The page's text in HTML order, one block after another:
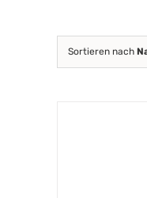
Sortieren nach